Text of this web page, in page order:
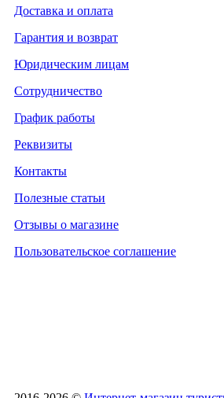
Доставка и оплата
Гарантия и возврат
Юридическим лицам
Сотрудничество
График работы
Реквизиты
Контакты
Полезные статьи
Отзывы о магазине
Пользовательское соглашение